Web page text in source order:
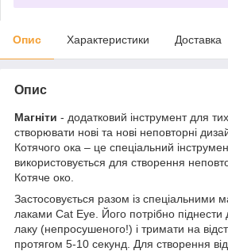
Опис Характеристики Доставка
Опис
Магніти - додатковий інструмент для
створювати нові та нові неповторні
Котячого ока – це спеціальний
використовується для створення
Котяче око.
Застосовується разом із спеціальними
лаками Cat Eye. Його потрібно піднести
лаку (непросушеного!) і тримати на
протягом 5-10 секунд. Для створення